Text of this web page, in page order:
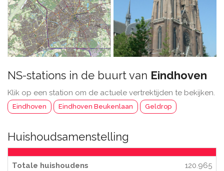
NS-stations in de buurt van Eindhoven
Klik op een station om de actuele vertrektijden te bekijken.
Eindhoven Eindhoven Beukenlaan Geldrop
Huishoudsamenstelling
Totale huishoudens 120.965